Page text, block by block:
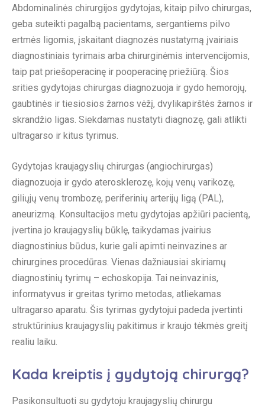
Abdominalinės chirurgijos gydytojas, kitaip pilvo chirurgas,
geba suteikti pagalbą pacientams, sergantiems pilvo
ertmės ligomis, įskaitant diagnozės nustatymą įvairiais
diagnostiniais tyrimais arba chirurginėmis intervencijomis,
taip pat priešoperacinę ir pooperacinę priežiūrą. Šios
srities gydytojas chirurgas diagnozuoja ir gydo hemorojų,
gaubtinės ir tiesiosios žarnos vėžį, dvylikapirštės žarnos ir
skrandžio ligas. Siekdamas nustatyti diagnozę, gali atlikti
ultragarso ir kitus tyrimus.
Gydytojas kraujagyslių chirurgas (angiochirurgas)
diagnozuoja ir gydo aterosklerozę, kojų venų varikozę,
giliųjų venų trombozę, periferinių arterijų ligą (PAL),
aneurizmą. Konsultacijos metu gydytojas apžiūri pacientą,
įvertina jo kraujagyslių būklę, taikydamas įvairius
diagnostinius būdus, kurie gali apimti neinvazines ar
chirurgines procedūras. Vienas dažniausiai skiriamų
diagnostinių tyrimų – echoskopija. Tai neinvazinis,
informatyvus ir greitas tyrimo metodas, atliekamas
ultragarso aparatu. Šis tyrimas gydytojui padeda įvertinti
struktūrinius kraujagyslių pakitimus ir kraujo tėkmės greitį
realiu laiku.
Kada kreiptis į gydytoją chirurgą?
Pasikonsultuoti su gydytoju kraujagyslių chirurgu